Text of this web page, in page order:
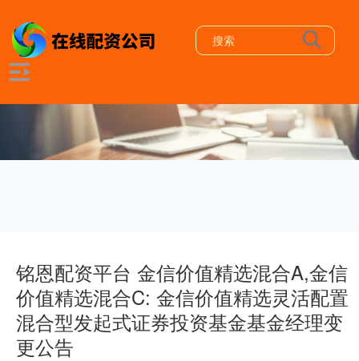
铭恩配资平台 金信价值精选混合A,金信
价值精选混合C: 金信价值精选灵活配置
混合型发起式证券投资基金基金经理变
更公告